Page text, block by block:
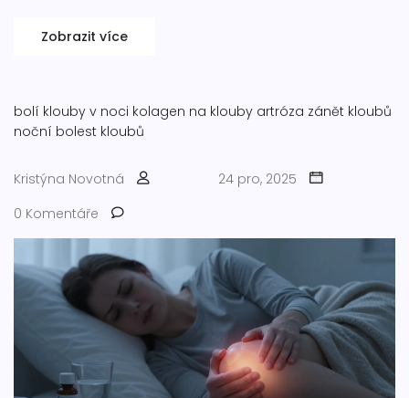
Zobrazit více
bolí klouby v noci kolagen na klouby artróza zánět kloubů
noční bolest kloubů
Kristýna Novotná
24 pro, 2025
0 Komentáře